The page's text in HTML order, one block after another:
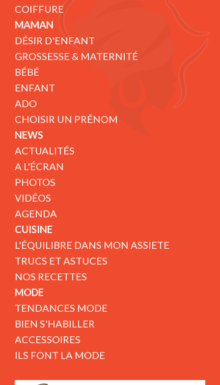
COIFFURE
MAMAN
DÉSIR D'ENFANT
GROSSESSE & MATERNITÉ
BÉBÉ
ENFANT
ADO
CHOISIR UN PRÉNOM
NEWS
ACTUALITÉS
A L'ÉCRAN
PHOTOS
VIDÉOS
AGENDA
CUISINE
L'ÉQUILIBRE DANS MON ASSIETE
TRUCS ET ASTUCES
NOS RECETTES
MODE
TENDANCES MODE
BIEN S'HABILLER
ACCESSOIRES
ILS FONT LA MODE